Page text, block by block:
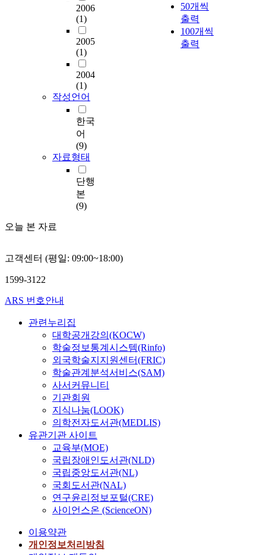
2006
(1)
2005
(1)
2004
(1)
작성언어
한국
어
(9)
자료형태
단행
본
(9)
오늘 본 자료
50개씩
출력
100개씩
출력
고객센터 (평일: 09:00~18:00)
1599-3122
ARS 번호안내
관련누리집
대학공개강의(KOCW)
학술정보통계시스템(Rinfo)
외국학술지지원센터(FRIC)
학술관계분석서비스(SAM)
사서커뮤니티
기관회원
지식나눔(LOOK)
의학전자도서관(MEDLIS)
유관기관 사이트
교육부(MOE)
국립장애인도서관(NLD)
국립중앙도서관(NL)
국회도서관(NAL)
연구윤리정보포털(CRE)
사이언스온 (ScienceON)
이용약관
개인정보처리방침